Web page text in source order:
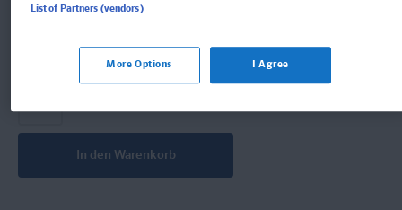
In den Warenkorb
List of Partners (vendors)
More Options I Agree